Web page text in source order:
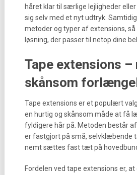
håret klar til særlige lejligheder
sig selv med et nyt udtryk.
metoder og typer af extensions, så
løsning, der passer til netop dine
Tape extensions –
skånsom
Tape extensions er et populært
en hurtig og skånsom måde at få
fyldigere hår på. Metoden består
er fastgjort på små, selvklæbende
nemt sættes fast tæt på
Fordelen ved tape extensions er,